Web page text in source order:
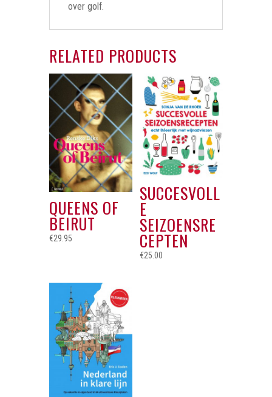
over golf.
RELATED PRODUCTS
QUEENS OF
BEIRUT
€29.95
SUCCESVOLL
E
SEIZOENSRE
CEPTEN
€25.00